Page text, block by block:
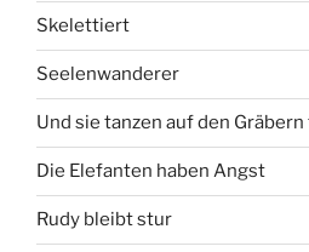
Skelettiert
Seelenwanderer
Und sie tanzen auf den
Die Elefanten haben Angst
Rudy bleibt stur